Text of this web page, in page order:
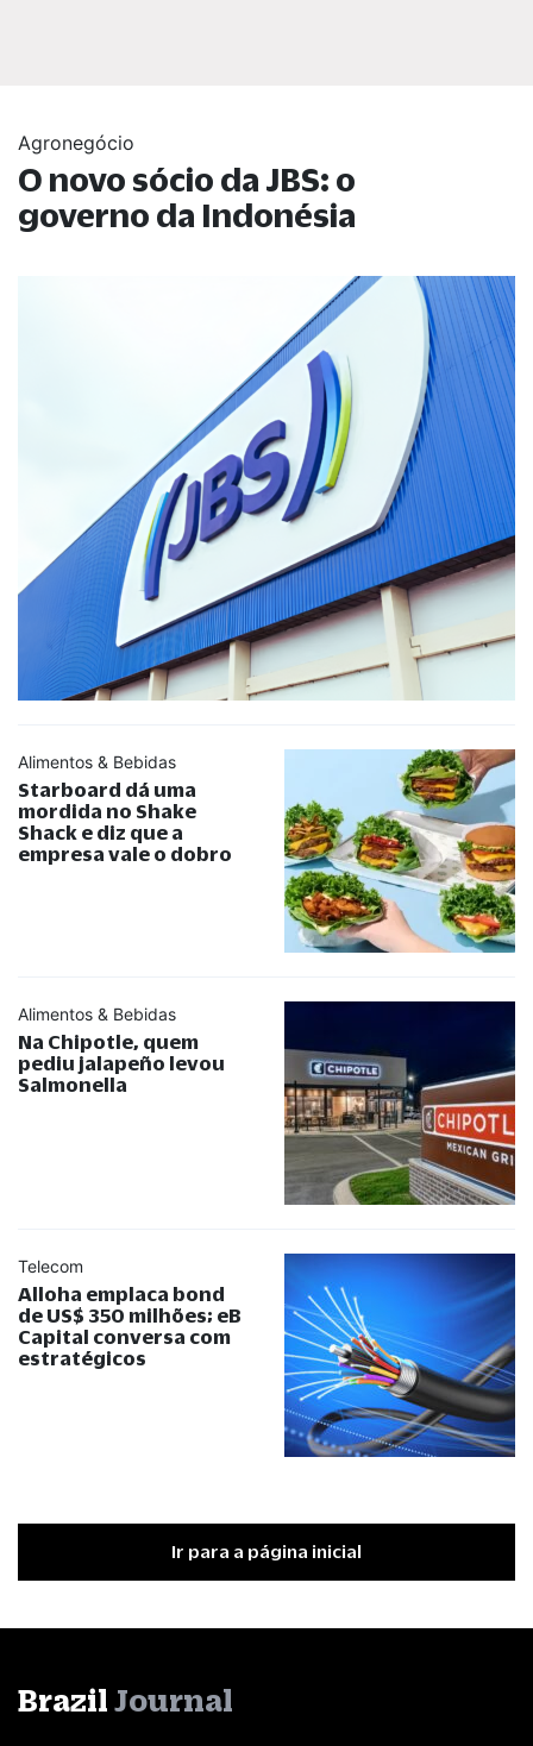
Agronegócio
O novo sócio da JBS: o
governo da Indonésia
Alimentos & Bebidas
Starboard dá uma
mordida no Shake
Shack e diz que a
empresa vale o dobro
Alimentos & Bebidas
Na Chipotle, quem
pediu jalapeño levou
Salmonella
Telecom
Alloha emplaca bond
de US$ 350 milhões; eB
Capital conversa com
estratégicos
Ir para a página inicial
Brazil Journal